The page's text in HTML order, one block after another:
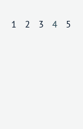
1 2 3 4 5